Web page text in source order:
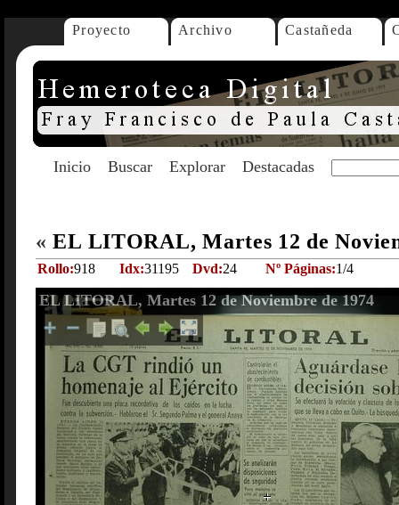
Proyecto Archivo Castañeda
Inicio Buscar Explorar Destacadas
« EL LITORAL, Martes 12 de
Rollo:918 Idx:31195 Dvd:24 Nº Páginas:1/4
EL LITORAL, Martes 12 de Noviembre de 1974